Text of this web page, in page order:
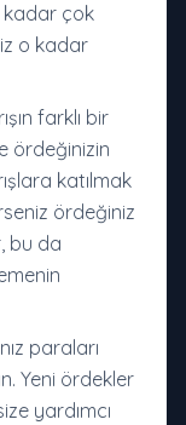
kadar çok
o kadar
farklı bir
ördeğinizin
katılmak
ördeğiniz
bu da
paraları
Yeni ördekler
yardımcı